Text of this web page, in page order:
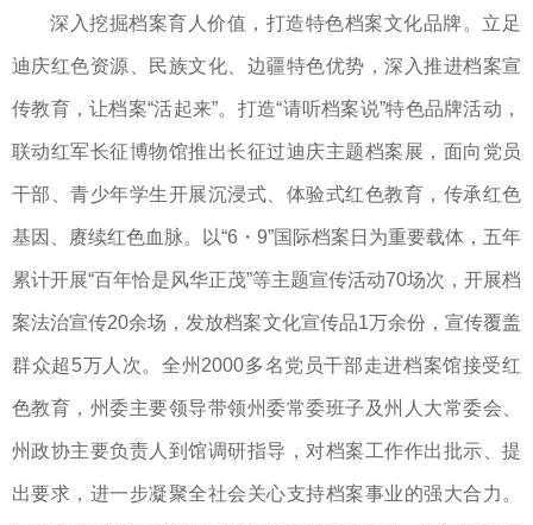
深入挖掘档案育人价值，打造特色档案文化品牌。立足
迪庆红色资源、民族文化、边疆特色优势，深入推进档案宣
传教育，让档案“活起来”。打造“请听档案说”特色品牌活动，
联动红军长征博物馆推出长征过迪庆主题档案展，面向党员
干部、青少年学生开展沉浸式、体验式红色教育，传承红色
基因、赓续红色血脉。以“6・9”国际档案日为重要载体，五年
累计开展“百年恰是风华正茂”等主题宣传活动70场次，开展档
案法治宣传20余场，发放档案文化宣传品1万余份，宣传覆盖
群众超5万人次。全州2000多名党员干部走进档案馆接受红
色教育，州委主要领导带领州委常委班子及州人大常委会、
州政协主要负责人到馆调研指导，对档案工作作出批示、提
出要求，进一步凝聚全社会关心支持档案事业的强大合力。